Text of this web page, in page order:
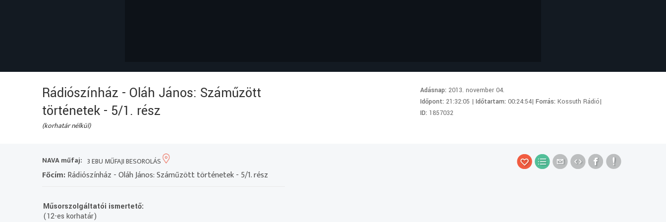
Rádiószínház - Oláh János: Száműzött
történetek - 5/1. rész
(korhatár nélkül)
Adásnap:2013. november 04.
Időpont:21:32:05 |Időtartam:00:24:54|Forrás:Kossuth Rádió|
ID: 1857032
NAVA műfaj: 3 EBU MŰFAJI BESOROLÁS
Főcím:Rádiószínház - Oláh János: Száműzött történetek - 5/1. rész
Műsorszolgáltatói ismertető:
(12-es korhatár)